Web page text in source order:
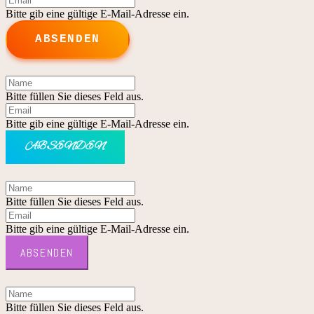
Bitte gib eine gültige E-Mail-Adresse ein.
ABSENDEN
Bitte füllen Sie dieses Feld aus.
Bitte gib eine gültige E-Mail-Adresse ein.
ABSENDEN
Bitte füllen Sie dieses Feld aus.
Bitte gib eine gültige E-Mail-Adresse ein.
ABSENDEN
Bitte füllen Sie dieses Feld aus.